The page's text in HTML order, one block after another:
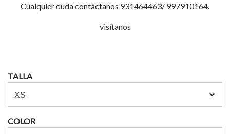
Cualquier duda contáctanos 931464463/ 997910164.
visítanos
TALLA
COLOR